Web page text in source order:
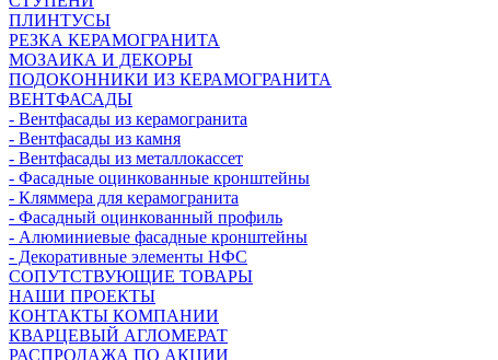
ПЛИНТУСЫ
РЕЗКА КЕРАМОГРАНИТА
МОЗАИКА И ДЕКОРЫ
ПОДОКОННИКИ ИЗ КЕРАМОГРАНИТА
ВЕНТФАСАДЫ
- Вентфасады из керамогранита
- Вентфасады из камня
- Вентфасады из металлокассет
- Фасадные оцинкованные кронштейны
- Кляммера для керамогранита
- Фасадный оцинкованный профиль
- Алюминиевые фасадные кронштейны
- Декоративные элементы НФС
СОПУТСТВУЮЩИЕ ТОВАРЫ
НАШИ ПРОЕКТЫ
КОНТАКТЫ КОМПАНИИ
КВАРЦЕВЫЙ АГЛОМЕРАТ
РАСПРОДАЖА ПО АКЦИИ